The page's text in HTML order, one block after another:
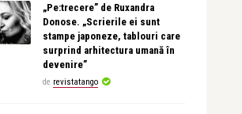
„Pe:trecere” de Ruxandra
Donose. „Scrierile ei sunt
stampe japoneze, tablouri care
surprind arhitectura umană în
devenire”
de revistatango